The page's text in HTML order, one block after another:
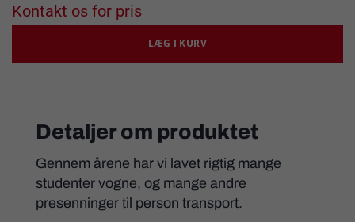
Kontakt os for pris
LÆG I KURV
Detaljer om produktet
Gennem årene har vi lavet rigtig mange
studenter vogne, og mange andre
presenninger til person transport.